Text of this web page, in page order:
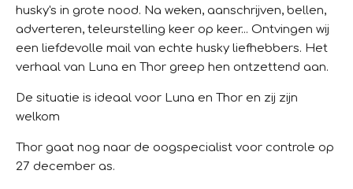
husky's in grote nood. Na weken, aanschrijven, bellen,
adverteren, teleurstelling keer op keer... Ontvingen wij
een liefdevolle mail van echte husky liefhebbers. Het
verhaal van Luna en Thor greep hen ontzettend aan.
De situatie is ideaal voor Luna en Thor en zij zijn
welkom
Thor gaat nog naar de oogspecialist voor controle op
27 december as.